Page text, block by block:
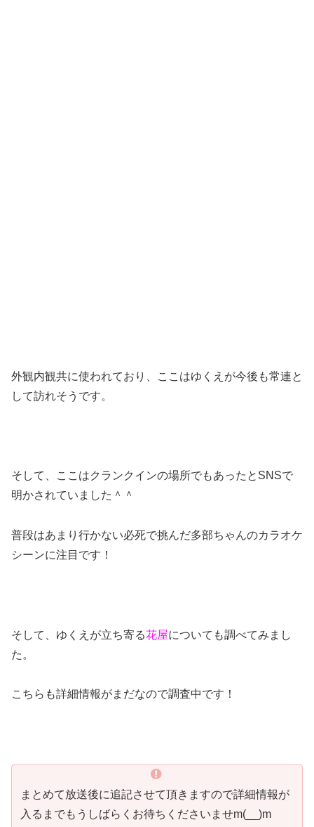
外観内観共に使われており、ここはゆくえが今後も常連と
して訪れそうです。
そして、ここはクランクインの場所でもあったとSNSで
明かされていました＾＾
普段はあまり行かない必死で挑んだ多部ちゃんのカラオケ
シーンに注目です！
そして、ゆくえが立ち寄る花屋についても調べてみまし
た。
こちらも詳細情報がまだなので調査中です！
まとめて放送後に追記させて頂きますので詳細情報が
入るまでもうしばらくお待ちくださいませm(__)m